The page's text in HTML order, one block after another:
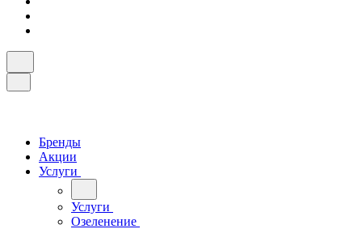
Бренды
Акции
Услуги
Услуги
Озеленение